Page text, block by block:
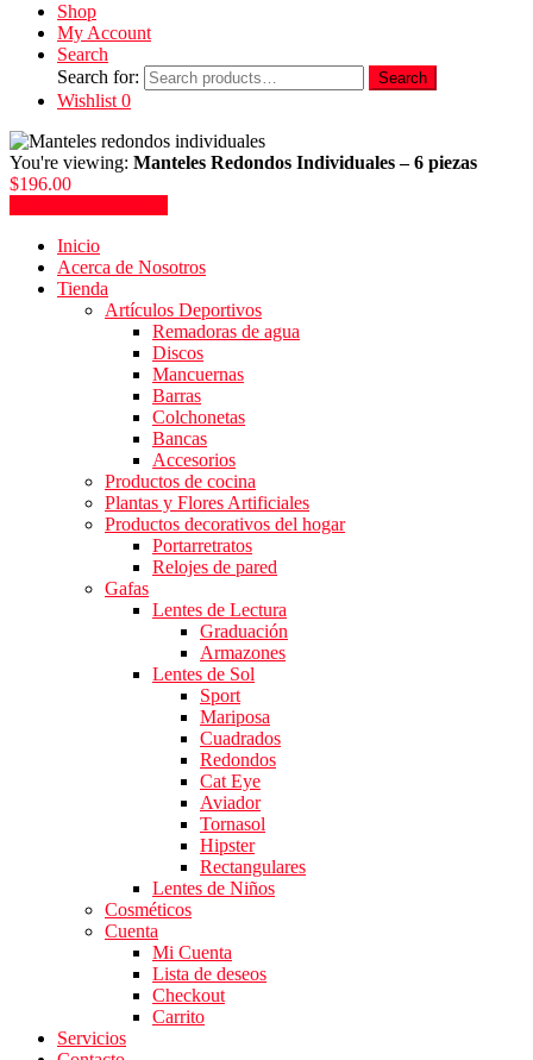
Shop
My Account
Search
Search for:
Search
Wishlist 0
You're viewing: Manteles Redondos Individuales – 6 piezas
$196.00
Inicio
Acerca de Nosotros
Tienda
Artículos Deportivos
Remadoras de agua
Discos
Mancuernas
Barras
Colchonetas
Bancas
Accesorios
Productos de cocina
Plantas y Flores Artificiales
Productos decorativos del hogar
Portarretratos
Relojes de pared
Gafas
Lentes de Lectura
Graduación
Armazones
Lentes de Sol
Sport
Mariposa
Cuadrados
Redondos
Cat Eye
Aviador
Tornasol
Hipster
Rectangulares
Lentes de Niños
Cosméticos
Cuenta
Mi Cuenta
Lista de deseos
Checkout
Carrito
Servicios